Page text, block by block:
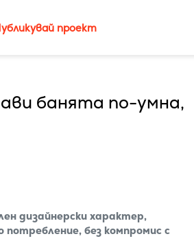
проект
банята по-умна,
дизайнерски характер,
без компромис с